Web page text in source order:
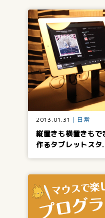
2013.01.31 日常
縦置きも横置きも
作るタブレットスタ